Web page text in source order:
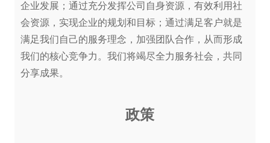
企业发展；通过充分发挥公司自身资源，有效利用社
会资源，实现企业的规划和目标；通过满足客户就是
满足我们自己的服务理念，加强团队合作，从而形成
我们的核心竞争力。我们将竭尽全力服务社会，共同
分享成果。
政策